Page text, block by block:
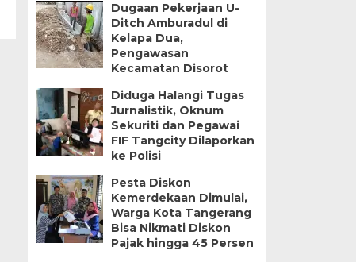
Dugaan Pekerjaan U-
Ditch Amburadul di
Kelapa Dua,
Pengawasan
Kecamatan Disorot
Diduga Halangi Tugas
Jurnalistik, Oknum
Sekuriti dan Pegawai
FIF Tangcity Dilaporkan
ke Polisi
Pesta Diskon
Kemerdekaan Dimulai,
Warga Kota Tangerang
Bisa Nikmati Diskon
Pajak hingga 45 Persen